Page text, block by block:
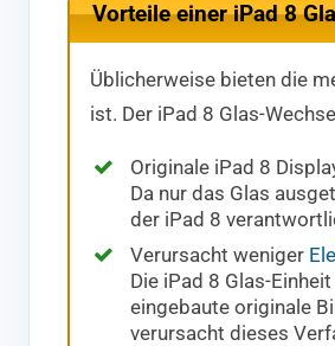
Vorteile einer iPad 8
Üblicherweise bieten die
ist. Der iPad 8 Glas-
Originale iPad 8
Da nur das Glas
der iPad 8
Verursacht weniger
Die iPad 8 Glas-
eingebaute originale
verursacht dieses